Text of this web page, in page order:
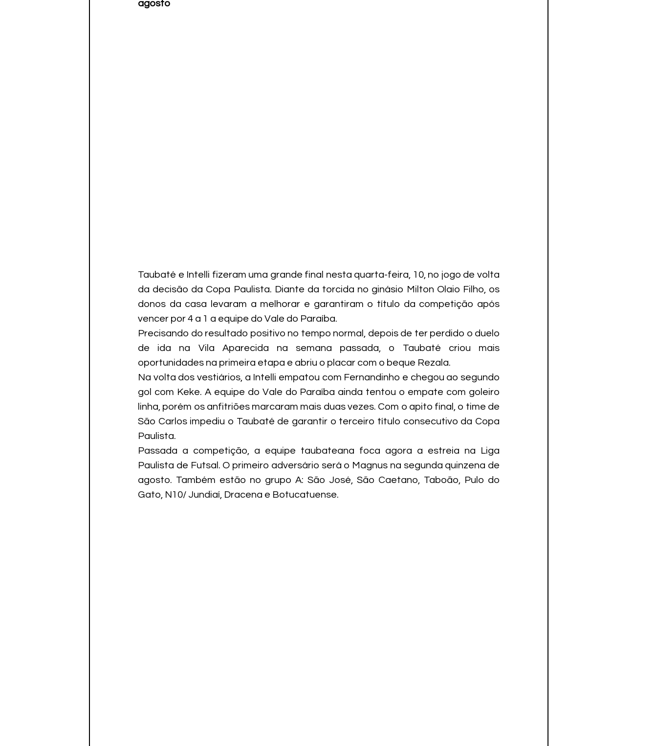
Paratletismo
agosto
Taubaté e Intelli fizeram uma grande final nesta quarta-feira, 10, no jogo de volta
da decisão da Copa Paulista. Diante da torcida no ginásio Milton Olaio Filho, os
donos da casa levaram a melhorar e garantiram o título da competição após
vencer por 4 a 1 a equipe do Vale do Paraíba.
Precisando do resultado positivo no tempo normal, depois de ter perdido o duelo
de ida na Vila Aparecida na semana passada, o Taubaté criou mais
oportunidades na primeira etapa e abriu o placar com o beque Rezala.
Na volta dos vestiários, a Intelli empatou com Fernandinho e chegou ao segundo
gol com Keke. A equipe do Vale do Paraíba ainda tentou o empate com goleiro
linha, porém os anfitriões marcaram mais duas vezes. Com o apito final, o time de
São Carlos impediu o Taubaté de garantir o terceiro título consecutivo da Copa
Paulista.
Passada a competição, a equipe taubateana foca agora a estreia na Liga
Paulista de Futsal. O primeiro adversário será o Magnus na segunda quinzena de
agosto. Também estão no grupo A: São José, São Caetano, Taboão, Pulo do
Gato, N10/ Jundiaí, Dracena e Botucatuense.